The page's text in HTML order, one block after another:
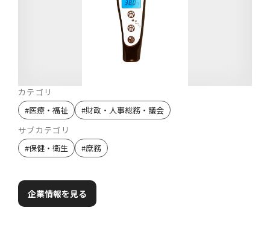
カテゴリ
#医療・福祉 #財政・人事総務・議会
サブカテゴリ
#保健・衛生 #庶務
企業情報を見る